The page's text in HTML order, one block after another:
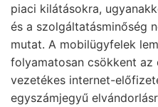
piaci kilátásokra,
és a szolgáltatásminőség
mutat. A mobilügyfelek
folyamatosan csökkent az
vezetékes internet-
egyszámjegyű